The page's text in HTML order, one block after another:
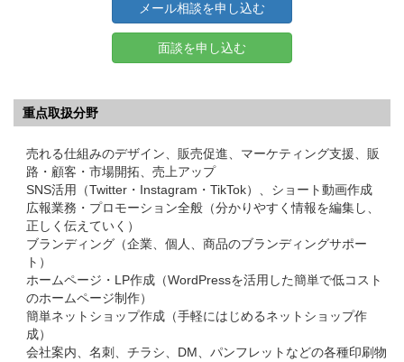
メール相談を申し込む
面談を申し込む
重点取扱分野
売れる仕組みのデザイン、販売促進、マーケティング支援、販
路・顧客・市場開拓、売上アップ
SNS活用（Twitter・Instagram・TikTok）、ショート動画作成
広報業務・プロモーション全般（分かりやすく情報を編集し、
正しく伝えていく）
ブランディング（企業、個人、商品のブランディングサポー
ト）
ホームページ・LP作成（WordPressを活用した簡単で低コスト
のホームページ制作）
簡単ネットショップ作成（手軽にはじめるネットショップ作
成）
会社案内、名刺、チラシ、DM、パンフレットなどの各種印刷物